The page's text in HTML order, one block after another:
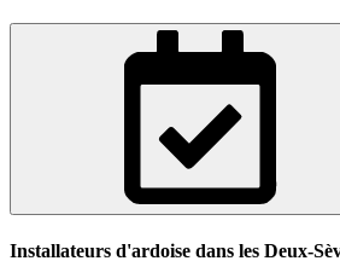
Installateurs d'ardoise dans les Deux-